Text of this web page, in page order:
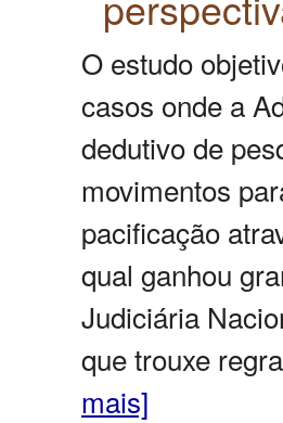
O estudo
casos onde a
dedutivo de
movimentos
pacificação
qual ganhou
Judiciária
que trouxe
mais]